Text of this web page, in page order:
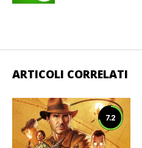
ARTICOLI CORRELATI
7.2